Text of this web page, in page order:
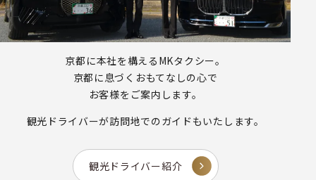
京都に本社を構えるMKタクシー。
京都に息づくおもてなしの心で
お客様をご案内します。
観光ドライバーが訪問地でのガイドもいたします。
観光ドライバー紹介